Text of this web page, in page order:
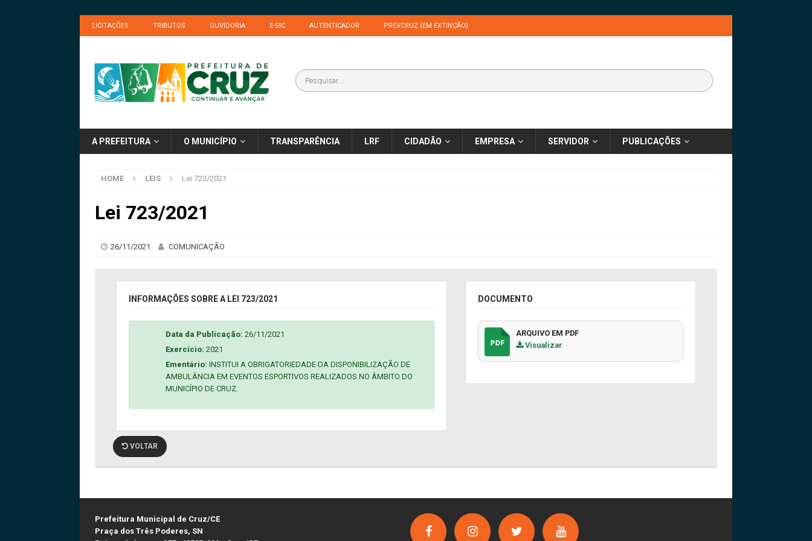
LICITAÇÕES TRIBUTOS OUVIDORIA E-SIC AUTENTICADOR PREVCRUZ (EM EXTINÇÃO)
A PREFEITURA O MUNICÍPIO TRANSPARÊNCIA LRF CIDADÃO EMPRESA SERVIDOR PUBLICAÇÕES
HOME LEIS Lei 723/2021
Lei 723/2021
26/11/2021 COMUNICAÇÃO
INFORMAÇÕES SOBRE A LEI 723/2021
Data da Publicação: 26/11/2021
Exercício: 2021
Ementário: INSTITUI A OBRIGATORIEDADE DA DISPONIBILIZAÇÃO DE
AMBULÂNCIA EM EVENTOS ESPORTIVOS REALIZADOS NO ÂMBITO DO
MUNICÍPIO DE CRUZ.
DOCUMENTO
ARQUIVO EM PDF
Visualizar
VOLTAR
Prefeitura Municipal de Cruz/CE
Praça dos Três Poderes, SN